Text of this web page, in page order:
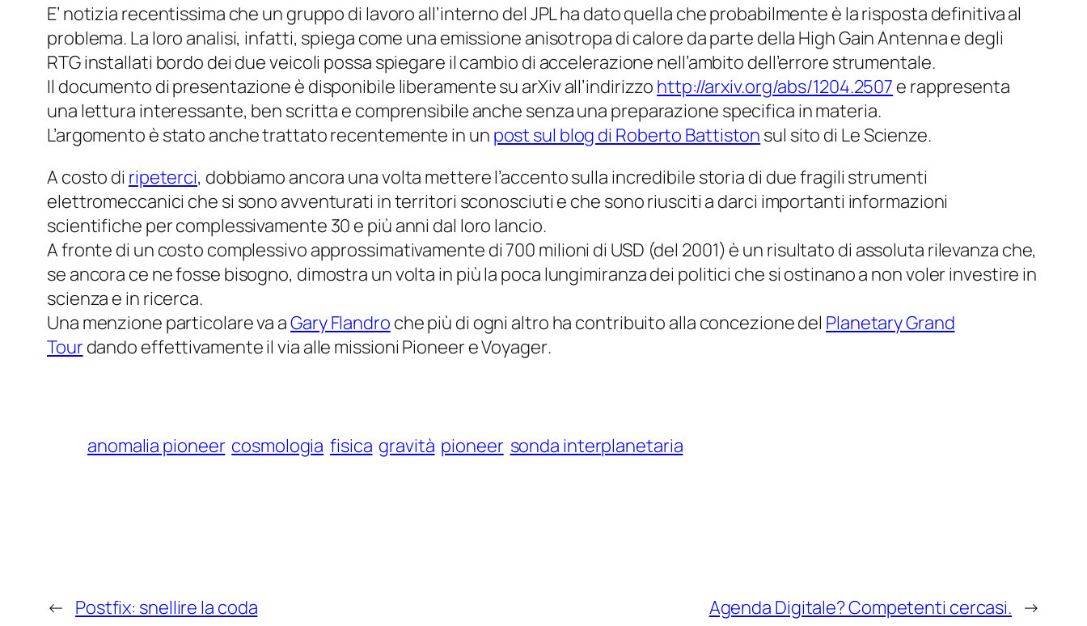
E’ notizia recentissima che un gruppo di lavoro all’interno del JPL ha dato quella che probabilmente è la risposta definitiva al
problema. La loro analisi, infatti, spiega come una emissione anisotropa di calore da parte della High Gain Antennae degli
RTG installati bordo dei due veicoli possa spiegare il cambio di accelerazione nell’ambito dell’errore strumentale.
Il documento di presentazione è disponibile liberamente su arXivall’indirizzo http://arxiv.org/abs/1204.2507 e rappresenta
una lettura interessante, ben scritta e comprensibile anche senza una preparazione specifica in materia.
L’argomento è stato anche trattato recentemente in un post sul blog di Roberto Battiston sul sito di Le Scienze.
A costo di ripeterci, dobbiamo ancora una volta mettere l’accento sulla incredibile storia di due fragili strumenti
elettromeccanici che si sono avventurati in territori sconosciuti e che sono riusciti a darci importanti informazioni
scientifiche per complessivamente 30 e più anni dal loro lancio.
A fronte di un costo complessivo approssimativamente di 700 milioni di USD (del 2001) è un risultato di assoluta rilevanza che,
se ancora ce ne fosse bisogno, dimostra un volta in più la poca lungimiranza dei politici che si ostinano a non voler investire in
scienza e in ricerca.
Una menzione particolare va aGary Flandro che più di ogni altro ha contribuito alla concezione del Planetary Grand
Tourdando effettivamente il via alle missioni Pioneer eVoyager.
anomalia pioneer cosmologia fisica gravità pioneer sonda interplanetaria
← Postfix: snellire la coda Agenda Digitale? Competenti cercasi. →